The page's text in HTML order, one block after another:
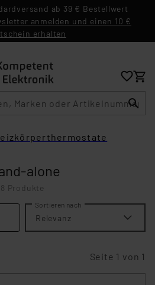
ab 39 € Bestellwert
anmelden und einen 10 €
erhalten
alone
8 Produkte
Sortieren nach
Relevanz
Seite 1 von 1